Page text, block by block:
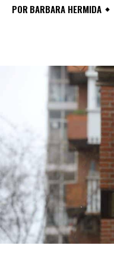
POR BARBARA HERMIDA